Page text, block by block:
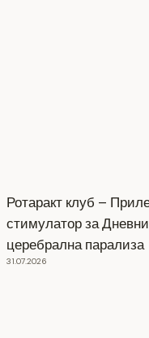
Ротаракт клуб –
стимулатор за
церебрална парализа
31.07.2026